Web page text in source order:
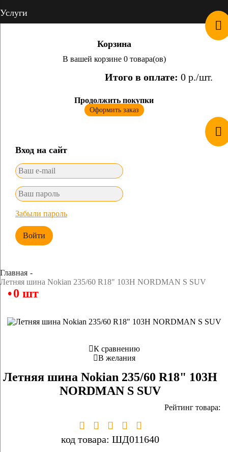
Услуги
Корзина
В вашей корзине 0 товара(ов)
Итого в оплате: 0 р./шт.
Продолжить покупки
Оформить заказ
Вход на сайт
Забыли пароль
Войти
Главная
Летняя шина Nokian 235/60 R18" 103H NORDMAN S SUV
0 шт
К сравнению
В желания
Летняя шина Nokian 235/60 R18" 103H
NORDMAN S SUV
Рейтинг товара:
код товара: ШД011640